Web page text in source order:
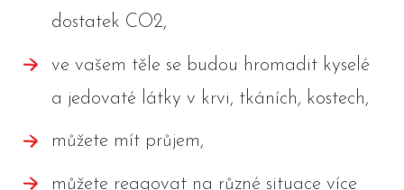
dostatek CO2,
ve vašem těle se budou hromadit kyselé
a jedovaté látky v krvi, tkáních, kostech,
můžete mít průjem,
můžete reagovat na různé situace více